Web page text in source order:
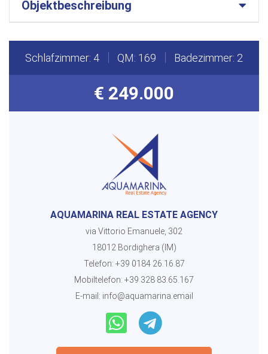
Objektbeschreibung
Schlafzimmer: 4 QM: 169 Badezimmer: 2
€ 249.000
AQUAMARINA REAL ESTATE AGENCY
via Vittorio Emanuele, 302
18012 Bordighera (IM)
Telefon: +39 0184 26.16.87
Mobiltelefon: +39 328 83.65.167
E-mail: info@aquamarina.email